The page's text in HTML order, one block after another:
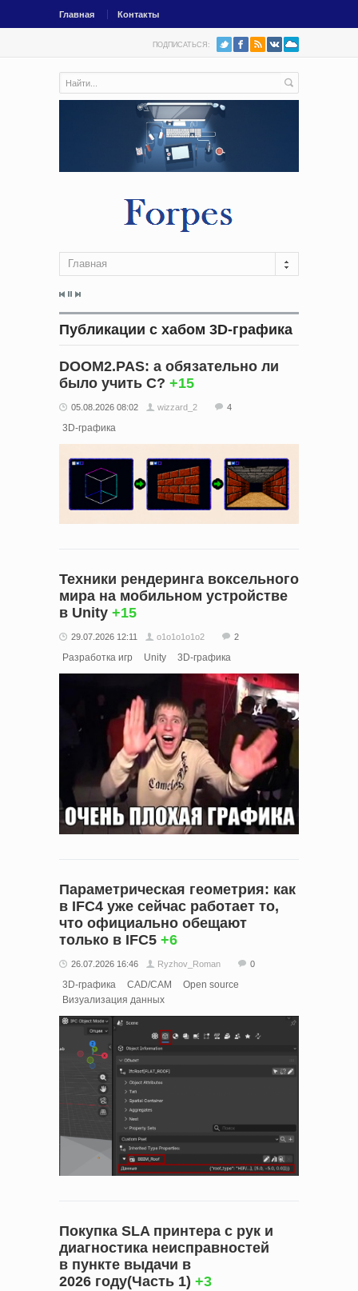
Главная Контакты
ПОДПИСАТЬСЯ:
Главная
Публикации с хабом 3D-графика
DOOM2.PAS: а обязательно ли
было учить C? +15
05.08.2026 08:02 wizzard_2 4
3D-графика
Техники рендеринга воксельного
мира на мобильном устройстве
в Unity +15
29.07.2026 12:11 o1o1o1o1o2 2
Разработка игр Unity 3D-графика
Параметрическая геометрия: как
в IFC4 уже сейчас работает то,
что официально обещают
только в IFC5 +6
26.07.2026 16:46 Ryzhov_Roman 0
3D-графика CAD/CAM
Open source
Визуализация данных
Покупка SLA принтера с рук и
диагностика неисправностей
в пункте выдачи в
2026 году(Часть 1) +3